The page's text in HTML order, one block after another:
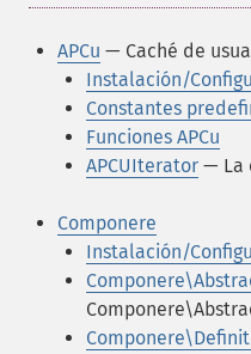
APCu — Caché de
Instalación/
Constantes
Funciones APCu
APCUIterator — La
Componere
Instalación/